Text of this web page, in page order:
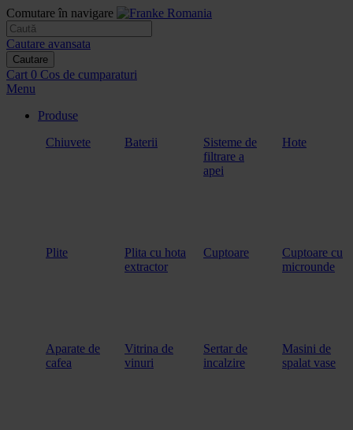
Comutare în navigare
Cautare avansata
Cautare
Cart 0 Cos de cumparaturi
Menu
Produse
Chiuvete
Baterii
Sisteme de
filtrare a
apei
Hote
Plite
Plita cu hota
extractor
Cuptoare
Cuptoare cu
microunde
Aparate de
cafea
Vitrina de
vinuri
Sertar de
incalzire
Masini de
spalat vase